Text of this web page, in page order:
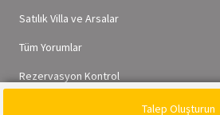
Talep Oluşturun
Satılık Villa ve Arsalar
Tüm Yorumlar
Rezervasyon Kontrol